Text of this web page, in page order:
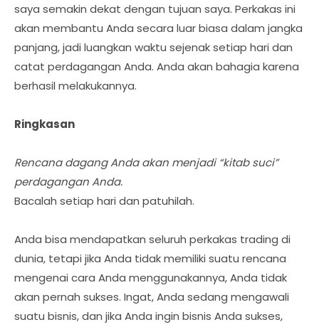
saya semakin dekat dengan tujuan saya. Perkakas ini
akan membantu Anda secara luar biasa dalam jangka
panjang, jadi luangkan waktu sejenak setiap hari dan
catat perdagangan Anda. Anda akan bahagia karena
berhasil melakukannya.
Ringkasan
Rencana dagang Anda akan menjadi “kitab suci”
perdagangan Anda.
Bacalah setiap hari dan patuhilah.
Anda bisa mendapatkan seluruh perkakas trading di
dunia, tetapi jika Anda tidak memiliki suatu rencana
mengenai cara Anda menggunakannya, Anda tidak
akan pernah sukses. Ingat, Anda sedang mengawali
suatu bisnis, dan jika Anda ingin bisnis Anda sukses,